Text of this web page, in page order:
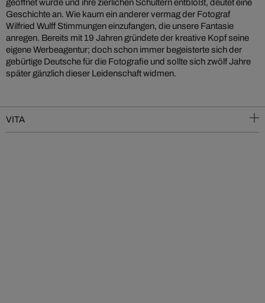
geöffnet wurde und ihre zierlichen Schultern entblößt, deutet eine
Geschichte an. Wie kaum ein anderer vermag der Fotograf
Wilfried Wulff Stimmungen einzufangen, die unsere Fantasie
anregen. Bereits mit 19 Jahren gründete der kreative Kopf seine
eigene Werbeagentur; doch schon immer begeisterte sich der
gebürtige Deutsche für die Fotografie und sollte sich zwölf Jahre
später gänzlich dieser Leidenschaft widmen.
VITA